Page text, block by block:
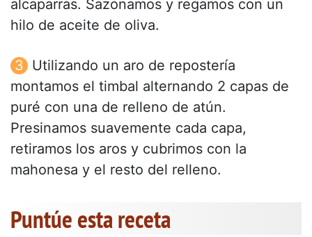
alcaparras. Sazonamos y regamos con un
hilo de aceite de oliva.
Utilizando un aro de repostería
montamos el timbal alternando 2 capas de
puré con una de relleno de atún.
Presinamos suavemente cada capa,
retiramos los aros y cubrimos con la
mahonesa y el resto del relleno.
Puntúe esta receta